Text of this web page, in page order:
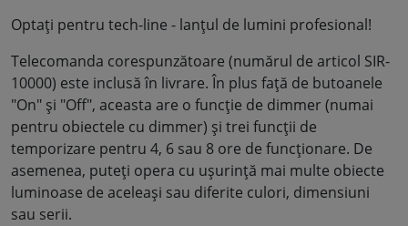
Optați pentru tech-line - lanțul de lumini profesional!
Telecomanda corespunzătoare (numărul de articol SIR-
10000) este inclusă în livrare. În plus față de butoanele
"On" și "Off", aceasta are o funcție de dimmer (numai
pentru obiectele cu dimmer) și trei funcții de
temporizare pentru 4, 6 sau 8 ore de funcționare. De
asemenea, puteți opera cu ușurință mai multe obiecte
luminoase de aceleași sau diferite culori, dimensiuni
sau serii.